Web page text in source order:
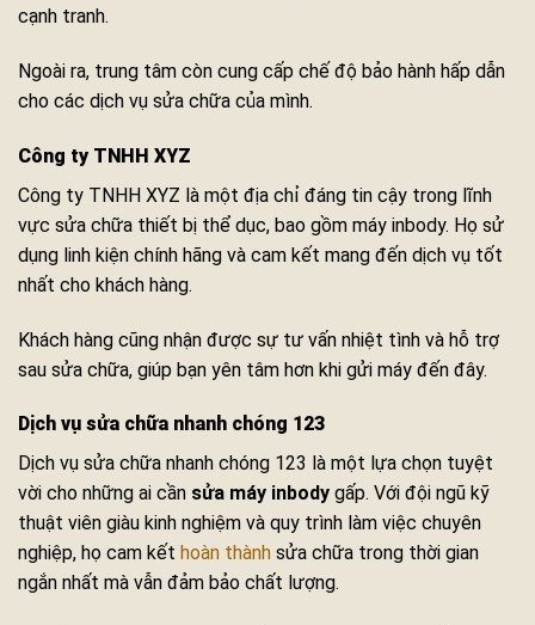
cạnh tranh.
Ngoài ra, trung tâm còn cung cấp chế độ bảo hành hấp dẫn
cho các dịch vụ sửa chữa của mình.
Công ty TNHH XYZ
Công ty TNHH XYZ là một địa chỉ đáng tin cậy trong lĩnh
vực sửa chữa thiết bị thể dục, bao gồm máy inbody. Họ sử
dụng linh kiện chính hãng và cam kết mang đến dịch vụ tốt
nhất cho khách hàng.
Khách hàng cũng nhận được sự tư vấn nhiệt tình và hỗ trợ
sau sửa chữa, giúp bạn yên tâm hơn khi gửi máy đến đây.
Dịch vụ sửa chữa nhanh chóng 123
Dịch vụ sửa chữa nhanh chóng 123 là một lựa chọn tuyệt
vời cho những ai cần sửa máy inbody gấp. Với đội ngũ kỹ
thuật viên giàu kinh nghiệm và quy trình làm việc chuyên
nghiệp, họ cam kết hoàn thành sửa chữa trong thời gian
ngắn nhất mà vẫn đảm bảo chất lượng.